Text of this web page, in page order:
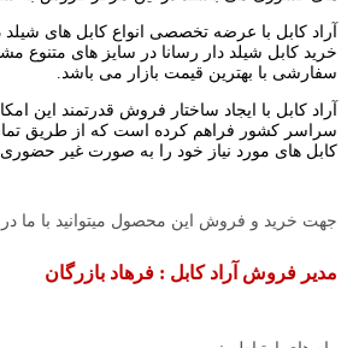
آراد کابل با عرضه تخصصی انواع کابل های
خرید کابل شیلد دار رسانا در سایز های متنوع
سفارشی با بهترین قیمت بازار می باشد.
آراد کابل با ایجاد ساختار فروش قدرتمند این
سراسر کشور فراهم کرده است که از طریق
کابل های مورد نیاز خود را به صورت غیر
جهت خرید و فروش این محصول میتوانید با ما در
مدیر فروش آراد کابل : فرهاد بازرگان